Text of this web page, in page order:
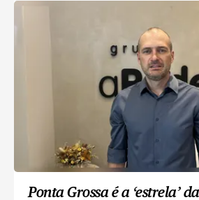
Ponta Grossa é a ‘estrela’